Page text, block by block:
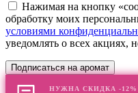
Нажимая на кнопку
обработку моих
условиями
уведомлять о всех акциях,
НУЖНА СКИДКА -